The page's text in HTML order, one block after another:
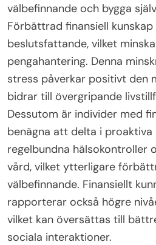
välbefinnande och bygga
Förbättrad finansiell
beslutsfattande, vilket
pengahantering. Denna
stress påverkar positivt den
bidrar till övergripande
Dessutom är individer med
benägna att delta i proaktiva
regelbundna hälsokontroller
vård, vilket ytterligare
välbefinnande. Finansiellt
rapporterar också högre
vilket kan översättas till
sociala interaktioner.